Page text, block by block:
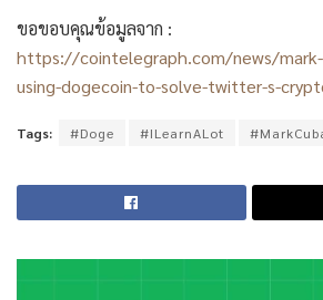
ขอขอบคุณข้อมูลจาก :
https://cointelegraph.com/news/mark-
using-dogecoin-to-solve-twitter-s-
Tags: #Doge #ILearnALot